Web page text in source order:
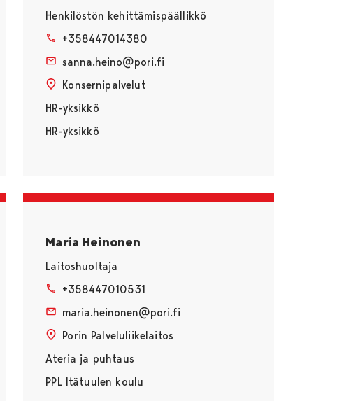
Henkilöstön kehittämispäällikkö
+358447014380
sanna.heino@pori.fi
Konsernipalvelut
HR-yksikkö
HR-yksikkö
Maria Heinonen
Laitoshuoltaja
+358447010531
maria.heinonen@pori.fi
Porin Palveluliikelaitos
Ateria ja puhtaus
PPL Itätuulen koulu